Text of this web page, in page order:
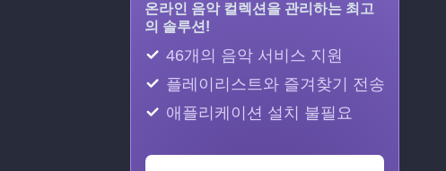
온라인 음악 컬렉션을 관리하는 최고
의 솔루션!
46개의 음악 서비스 지원
플레이리스트와 즐겨찾기 전송
애플리케이션 설치 불필요